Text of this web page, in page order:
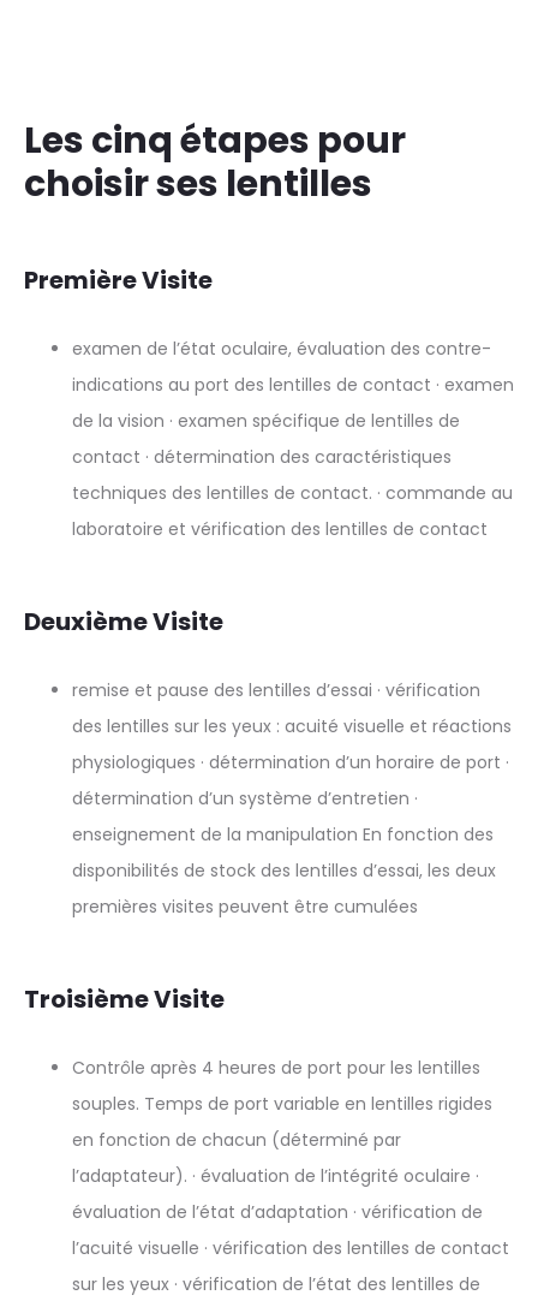
Les cinq étapes pour
choisir ses lentilles
Première Visite
examen de l’état oculaire, évaluation des contre-
indications au port des lentilles de contact · examen
de la vision · examen spécifique de lentilles de
contact · détermination des caractéristiques
techniques des lentilles de contact. · commande au
laboratoire et vérification des lentilles de contact
Deuxième Visite
remise et pause des lentilles d’essai · vérification
des lentilles sur les yeux : acuité visuelle et réactions
physiologiques · détermination d’un horaire de port ·
détermination d’un système d’entretien ·
enseignement de la manipulation En fonction des
disponibilités de stock des lentilles d’essai, les deux
premières visites peuvent être cumulées
Troisième Visite
Contrôle après 4 heures de port pour les lentilles
souples. Temps de port variable en lentilles rigides
en fonction de chacun (déterminé par
l’adaptateur). · évaluation de l’intégrité oculaire ·
évaluation de l’état d’adaptation · vérification de
l’acuité visuelle · vérification des lentilles de contact
sur les yeux · vérification de l’état des lentilles de